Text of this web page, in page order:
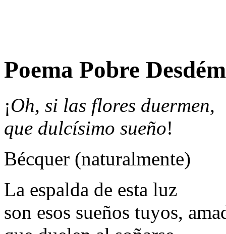
Poema Pobre
¡Oh, si las flores duermen,
que dulcísimo sueño!
Bécquer (naturalmente)
La espalda de esta luz
son esos sueños tuyos,